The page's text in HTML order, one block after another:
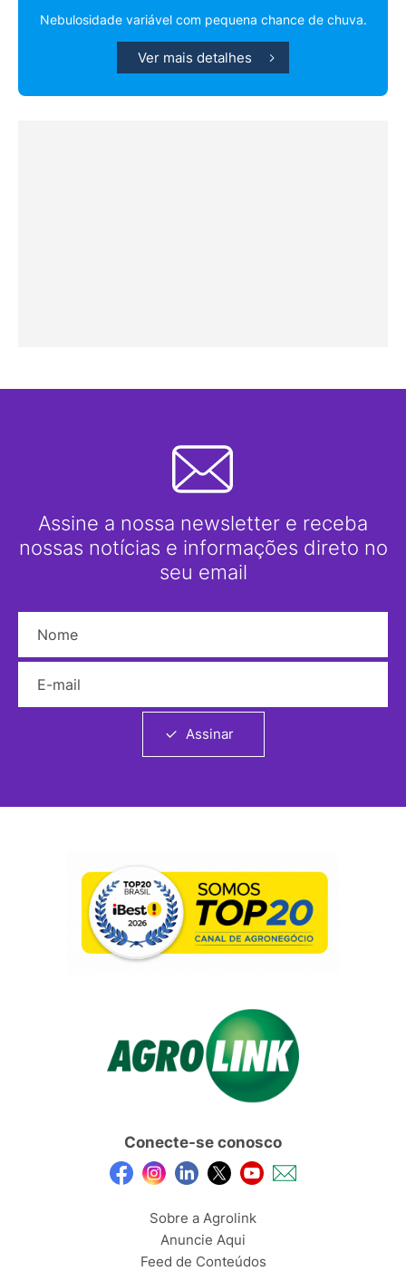
Nebulosidade variável com pequena chance de chuva.
Ver mais detalhes
Assine a nossa newsletter e receba
nossas notícias e informações direto no
seu email
Assinar
Conecte-se conosco
Sobre a Agrolink
Anuncie Aqui
Feed de Conteúdos